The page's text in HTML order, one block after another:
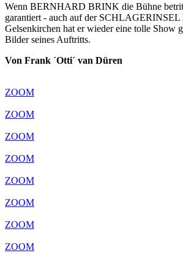
Wenn BERNHARD BRINK die Bühne
garantiert - auch auf der SCHLAGERINSEL
Gelsenkirchen hat er wieder eine tolle Show
Bilder seines Auftritts.
Von Frank ´Otti´ van Düren
ZOOM
ZOOM
ZOOM
ZOOM
ZOOM
ZOOM
ZOOM
ZOOM